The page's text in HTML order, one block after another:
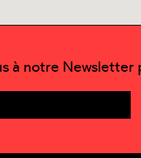
à notre